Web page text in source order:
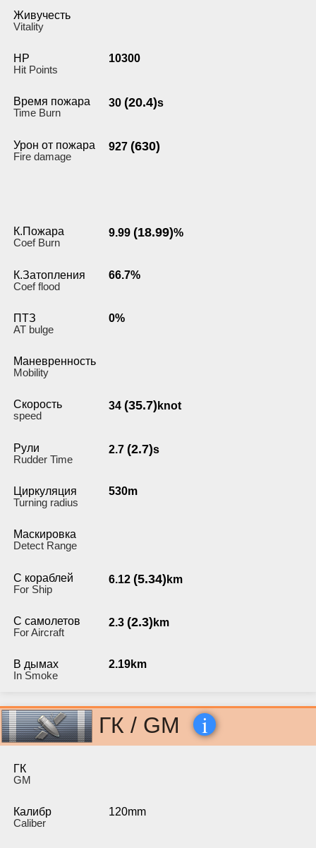
Живучесть
Vitality
HP
Hit Points
10300
Время пожара
Time Burn
30 (20.4)s
Урон от пожара
Fire damage
927 (630)
К.Пожара
Coef Burn
9.99 (18.99)%
К.Затопления
Coef flood
66.7%
ПТЗ
AT bulge
0%
Маневренность
Мobility
Скорость
speed
34 (35.7) knot
Рули
Rudder Time
2.7 (2.7)s
Циркуляция
Turning radius
530m
Маскировка
Detect Range
С кораблей
For Ship
6.12 (5.34) km
С самолетов
For Aircraft
2.3 (2.3) km
В дымах
In Smoke
2.19km
ГК / GM i
ГК
GM
Калибр
Caliber
120mm